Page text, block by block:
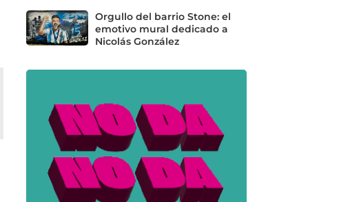
Orgullo del barrio Stone: el
emotivo mural dedicado a
Nicolás González